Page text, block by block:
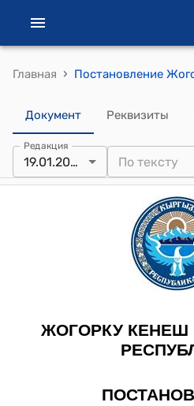
Главная ›
Документ Реквизиты
Редакция
19.01.2013